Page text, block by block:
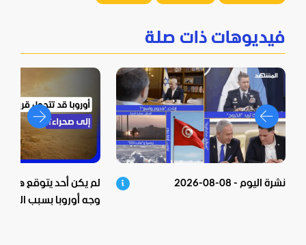
فيديوهات ذات صلة
نشرة اليوم - 08-08-2026
لم يكن أحد يتوقع
وجه أوروبا بسبب